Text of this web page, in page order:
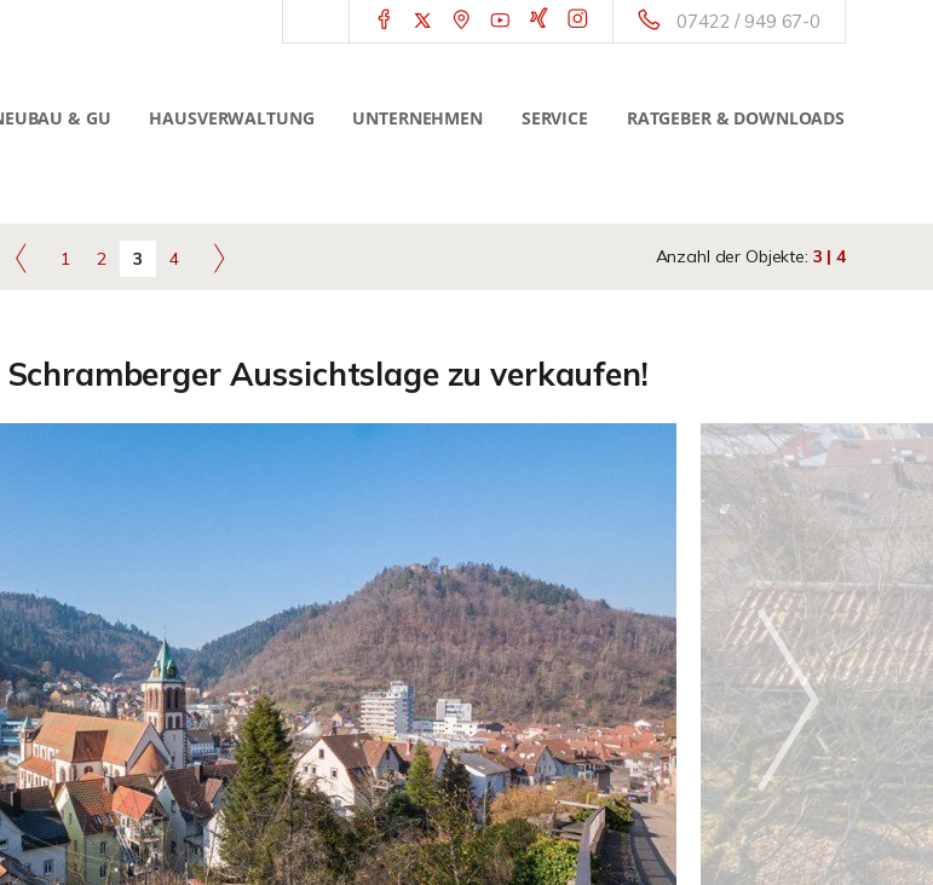
07422 / 949 67-0
& GU HAUSVERWALTUNG UNTERNEHMEN SERVICE RATGEBER & DOWNLOADS
1 2 3 4 Anzahl der Objekte: 3 | 4
Aussichtslage zu verkaufen!